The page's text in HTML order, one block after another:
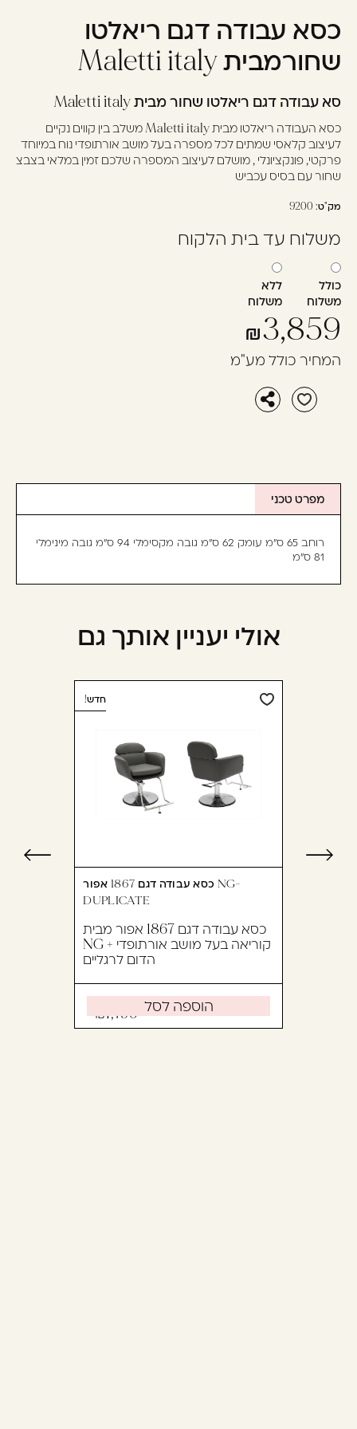
עוד לא נרשמתם? יאללה,
תצטרפו!
להרשמה
כסא עבודה דגם ריאלטו
שחורמבית Maletti italy
סא עבודה דגם ריאלטו שחור מבית Maletti italy
כסא העבודה ריאלטו מבית Maletti italy משלב בין קווים נקיים
לעיצוב קלאסי שמתים לכל מספרה בעל מושב אורתופדי נוח במיוחד
פרקטי, פונקציונלי , מושלם לעיצוב המספרה שלכם זמין במלאי בצבצ
שחור עם בסיס עכביש
מק"ט: 9200
משלוח עד בית הלקוח
כולל
משלוח
ללא
משלוח
3,859
המחיר כולל מע"מ
מפרט טכני
רוחב 65 ס"מ עומק 62 ס"מ גובה מקסימלי 94 ס"מ גובה מינימלי
81 ס"מ
אולי יעניין אותך גם
חדש!
כסא עבודה דגם 1867 אפור NG-
DUPLICATE
כסא עבודה דגם 1867 אפור מבית
NG קוריאה בעל מושב אורתופדי +
הדום לרגליים
1,790 הוספה לסל